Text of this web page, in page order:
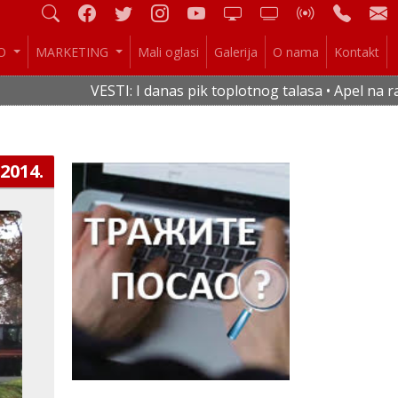
MARKETING Mali oglasi Galerija O nama Kontakt
VESTI: I danas pik toplotnog talasa • Apel na